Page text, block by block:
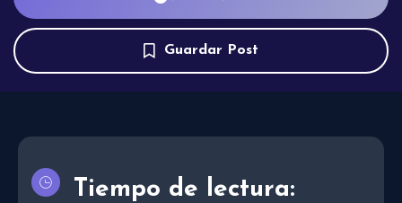
Guardar Post
Tiempo de lectura: